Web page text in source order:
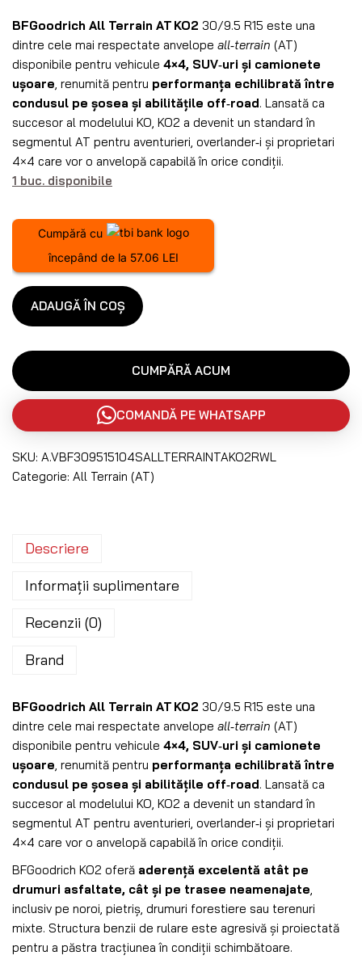
BFGoodrich All Terrain AT KO2 30/9.5 R15 este una
dintre cele mai respectate anvelope all‑terrain (AT)
disponibile pentru vehicule 4×4, SUV‑uri și camionete
ușoare , renumită pentru performanța echilibrată între
condusul pe șosea și abilitățile off‑road. Lansată ca
succesor al modelului KO, KO2 a devenit un standard în
segmentul AT pentru aventurieri, overlander‑i și proprietari
4×4 care vor o anvelopă capabilă în orice condiții.
1 buc. disponibile
Cumpără cu
începând de la 57.06 LEI
ADAUGĂ ÎN COȘ
CUMPĂRĂ ACUM
COMANDĂ PE WHATSAPP
SKU: A.VBF309515104SALLTERRAINTAKO2RWL
Categorie: All Terrain (AT)
Descriere
Informații suplimentare
Recenzii (0)
Brand
BFGoodrich All Terrain AT KO2 30/9.5 R15 este una
dintre cele mai respectate anvelope all‑terrain (AT)
disponibile pentru vehicule 4×4, SUV‑uri și camionete
ușoare , renumită pentru performanța echilibrată între
condusul pe șosea și abilitățile off‑road. Lansată ca
succesor al modelului KO, KO2 a devenit un standard în
segmentul AT pentru aventurieri, overlander‑i și proprietari
4×4 care vor o anvelopă capabilă în orice condiții.
BFGoodrich KO2 oferă aderență excelentă atât pe
drumuri asfaltate, cât și pe trasee neamenajate
inclusiv pe noroi, pietriș, drumuri forestiere sau terenuri
mixte. Structura benzii de rulare este agresivă și proiectată
pentru a păstra tracțiunea în condiții schimbătoare.